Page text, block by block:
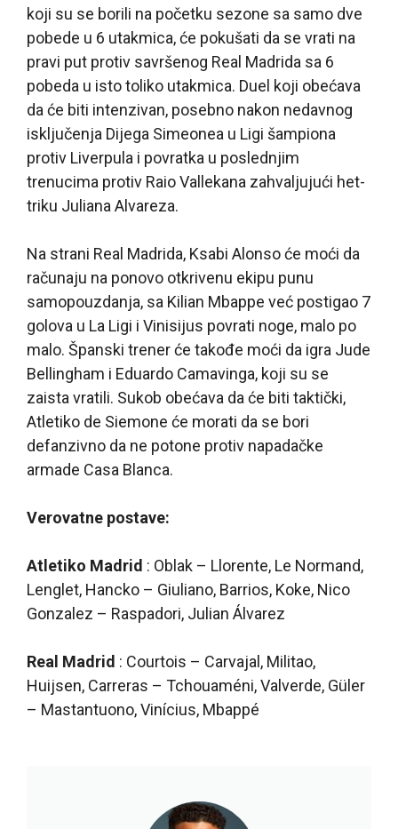
koji su se borili na početku sezone sa samo dve
pobede u 6 utakmica, će pokušati da se vrati na
pravi put protiv savršenog Real Madrida sa 6
pobeda u isto toliko utakmica. Duel koji obećava
da će biti intenzivan, posebno nakon nedavnog
isključenja Dijega Simeonea u Ligi šampiona
protiv Liverpula i povratka u poslednjim
trenucima protiv Raio Vallekana zahvaljujući het-
triku Juliana Alvareza.
Na strani Real Madrida, Ksabi Alonso će moći da
računaju na ponovo otkrivenu ekipu punu
samopouzdanja, sa Kilian Mbappe već postigao 7
golova u La Ligi i Vinisijus povrati noge, malo po
malo. Španski trener će takođe moći da igra Jude
Bellingham i Eduardo Camavinga, koji su se
zaista vratili. Sukob obećava da će biti taktički,
Atletiko de Siemone će morati da se bori
defanzivno da ne potone protiv napadačke
armade Casa Blanca.
Verovatne postave:
Atletiko Madrid : Oblak – Llorente, Le Normand,
Lenglet, Hancko – Giuliano, Barrios, Koke, Nico
Gonzalez – Raspadori, Julian Álvarez
Real Madrid : Courtois – Carvajal, Militao,
Huijsen, Carreras – Tchouaméni, Valverde, Güler
– Mastantuono, Vinícius, Mbappé